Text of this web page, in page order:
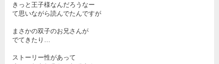
きっと王子様なんだろうなー
て思いながら読んでたんですが
まさかの双子のお兄さんが
でてきたり…
ストーリー性があって